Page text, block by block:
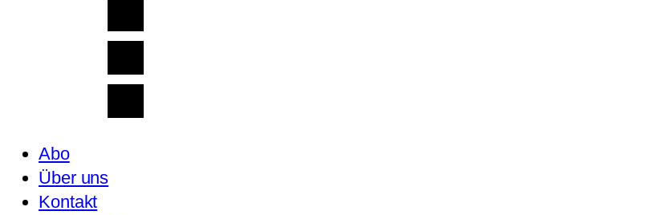
Abo
Über uns
Kontakt